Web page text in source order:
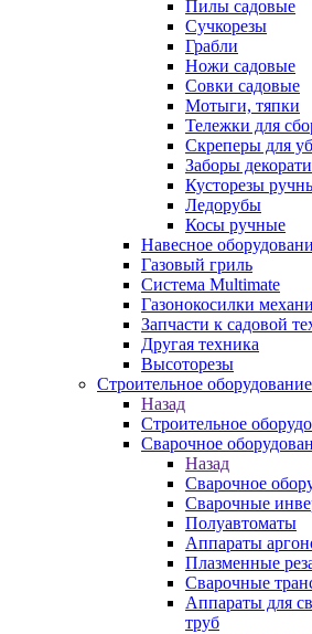
Пилы садовые
Сучкорезы
Грабли
Ножи садовые
Совки садовые
Мотыги, тяпки
Тележки для
Скреперы для
Заборы
Кусторезы
Ледорубы
Косы ручные
Навесное
Газовый гриль
Система Multimate
Газонокосилки
Запчасти к садовой
Другая техника
Высоторезы
Строительное оборудование
Назад
Строительное
Сварочное
Назад
Сварочное
Сварочные
Полуавтоматы
Аппараты
Плазменные
Сварочные
Аппараты для
труб